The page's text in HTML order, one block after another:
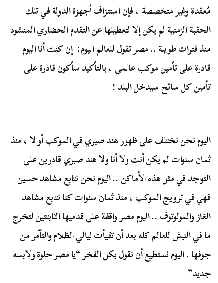
مُعقدة وغير متخصصة ، فإن استنزاف أجهزة الدولة في تلك
الحقبة الزمنية لم يكن إلا لتعطيلها عن التقدم الحضاري المنشود
منذ فترات طويلة .. مصر تقول للعالم اليوم: إن كنت أنا اليوم
قادرة على تأمين موكب عالمي ، بالتأكيد سأكون قادرة على
تأمين كل سائح سيدخل البلد !
اليوم نحن نختلف على ظهور هند صبري في الموكب أو لا ، منذ
ثمان سنوات لم يكن أنت ولا أنا ولا هند صبري قادرين على
التواجد في مثل هذه الأماكن .. اليوم نحن نتابع مشاهد حسين
فهي في ترويج الموكب ، منذ ثمان سنوات كنا نتابع مشاهد
الغاز والمولوتوف .. اليوم مصر واقفة على قدميها الثابتتين لتخرج
ما في النيش للعالم كله بعد أن تقيأت ليالي الظلام والتآمر من
جوفها . اليوم نستطيع أن نقول بكل الفخر “يا مصر حلوة ولابسه
جديد”